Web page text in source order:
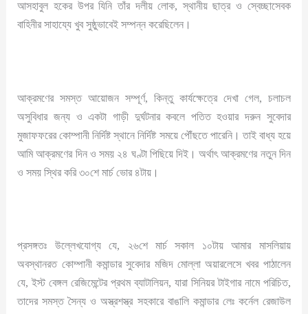
আসহাবুল হকের উপর যিনি তাঁর দলীয় লোক, স্থানীয় ছাত্র ও স্বেচ্ছাসেবক
বাহিনীর সাহায্যে খুব সুষ্ঠুভাবেই সম্পন্ন করেছিলেন।
আক্রমণের সমস্ত আয়োজন সম্পূর্ণ, কিন্তু কার্যক্ষেত্রে দেখা গেল, চলাচল
অসুবিধার জন্য ও একটা গাড়ী দুর্ঘটনার কবলে পতিত হওয়ার দরুন সুবেদার
মুজাফফরের কোম্পানী নির্দিষ্ট স্থানে নির্দিষ্ট সময়ে পৌঁছতে পারেনি। তাই বাধ্য হয়ে
আমি আক্রমণের দিন ও সময় ২৪ ঘণ্টা পিছিয়ে দিই। অর্থাৎ আক্রমণের নতুন দিন
ও সময় স্থির করি ৩০শে মার্চ ভোর ৪টায়।
প্রসঙ্গতঃ উল্লেখযোগ্য যে, ২৬শে মার্চ সকাল ১০টায় আমার মাসলিয়ায়
অবস্থানরত কোম্পানী কমান্ডার সুবেদার মজিদ মোল্লা অয়ারলেসে খবর পাঠালেন
যে, ইস্ট বেঙ্গল রেজিমেন্টের প্রথম ব্যাটালিয়ন, যারা সিনিয়র টাইগার নামে পরিচিত,
তাদের সমস্ত সৈন্য ও অস্ত্রশস্ত্র সহকারে বাঙালি কমান্ডার লেঃ কর্নেল রেজাউল